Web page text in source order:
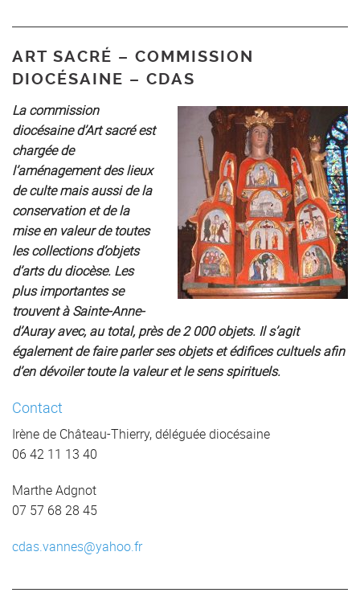
ART SACRÉ – COMMISSION
DIOCÉSAINE – CDAS
La commission
diocésaine d’Art sacré est
chargée de
l’aménagement des lieux
de culte mais aussi de la
conservation et de la
mise en valeur de toutes
les collections d’objets
d’arts du diocèse. Les
plus importantes se
trouvent à Sainte-Anne-
d’Auray avec, au total, près de 2 000 objets. Il s’agit
également de faire parler ses objets et édifices cultuels afin
d’en dévoiler toute la valeur et le sens spirituels.
Contact
Irène de Château-Thierry, déléguée diocésaine
06 42 11 13 40
Marthe Adgnot
07 57 68 28 45
cdas.vannes@yahoo.fr